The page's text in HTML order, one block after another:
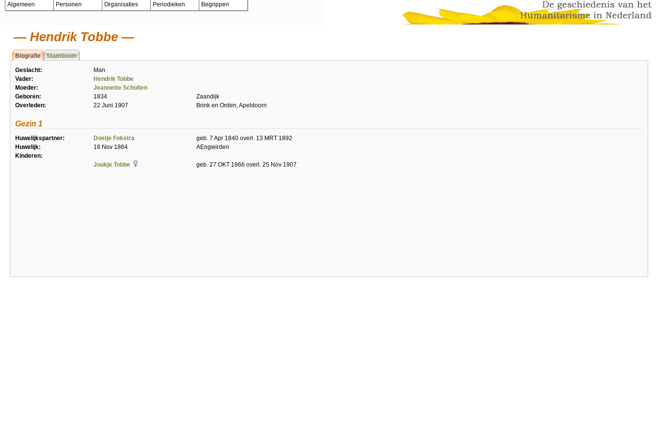
Algemeen Personen Organisaties Periodieken Begrippen
Hendrik Tobbe
Biografie Stamboom
Geslacht:
Man
Vader:
Hendrik Tobbe
Moeder:
Jeannette Scholten
Geboren:
1834
Zaandijk
Overleden:
22 Juni 1907 Brink en Orden, Apeldoorn
Gezin 1
Huwelijkspartner: Doetje Fokstra
geb. 7 Apr 1840 overl. 13 MRT 1892
Huwelijk:
18 Nov 1864
AEngwirden
Kinderen:
Joukje Tobbe
geb. 27 OKT 1866 overl. 25 Nov 1907